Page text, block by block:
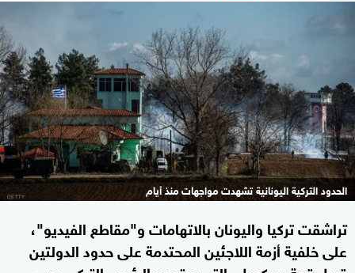
الحدود التركية اليونانية تشهدت مواجهات منذ أيام
تراشقت تركيا واليونان بالاتهامات و"مقاطع الفيديو"،
على خلفية أزمة اللاجئين المحتدمة على حدود الدولتين